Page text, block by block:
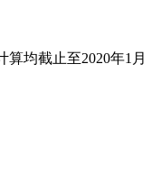
均截止至2020年1月